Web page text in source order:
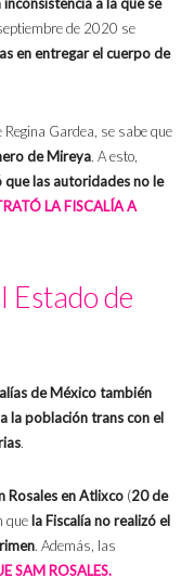
de 2020 se
en entregar el cuerpo de
Gardea, se sabe que
de Mireya. A esto,
que las autoridades no le
LA FISCALÍA A
Estado de
de México también
la población trans con el
.
Rosales en Atlixco (20 de
que la Fiscalía no realizó el
. Además, las
SAM ROSALES.